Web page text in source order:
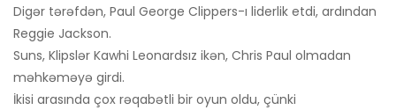
Digər tərəfdən, Paul George Clippers-ı liderlik etdi, ardından
Reggie Jackson.
Suns, Klipslər Kawhi Leonardsız ikən, Chris Paul olmadan
məhkəməyə girdi.
İkisi arasında çox rəqabətli bir oyun oldu, çünki